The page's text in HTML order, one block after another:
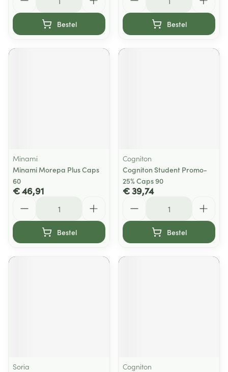
Bestel Bestel
Minami
Minami Morepa Plus Caps
60
€ 46,91
Bestel
Cogniton
Cogniton Student Promo-
25% Caps 90
€ 39,74
Bestel
Soria
Cogniton